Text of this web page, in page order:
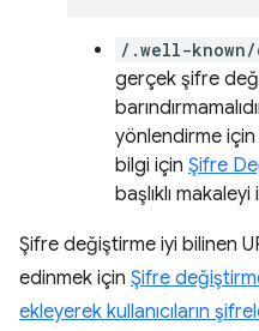
/.well-known/
gerçek şifre
yönlendirme için
bilgi için Şifre
başlıklı
Şifre değiştirme iyi bilinen
edinmek için Şifre
ekleyerek kullanıcıların